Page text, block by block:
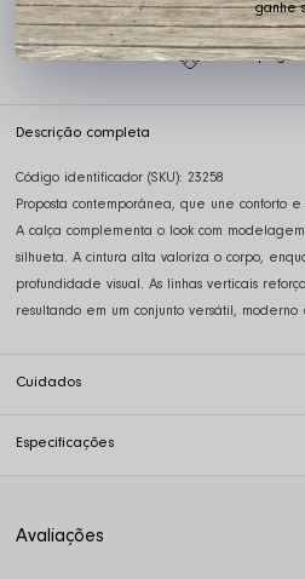
5% OFF
Descrição completa
Código identificador (SKU): 23258
Proposta contemporânea, que une conforto e
A calça complementa o look com
silhueta. A cintura alta valoriza o corpo,
profundidade visual. As linhas verticais
resultando em um conjunto versátil,
Cuidados
Especificações
ganhe